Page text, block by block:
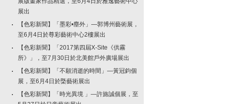
展出
【色彩新聞】「墨彩•塵外」—郭博州藝術展，
至6月4日於尊彩藝術中心2樓展出
【色彩新聞】「2017第四屆X-Site《供霧
所》」，至7月30日於北美館戶外廣場展出
【色彩新聞】「不願消逝的時間」—黃冠鈞個
展，至6月4日於㮣藝術展出
【色彩新聞】「時光異境 」—許旆誠個展，至